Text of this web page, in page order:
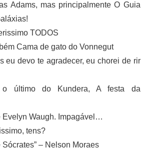
Adams, mas principalmente O Guia
TODOS
Cama de gato do Vonnegut
eu devo te agradecer, eu chorei de rir
último do Kundera, A festa da
Waugh. Impagável…
tens?
– Nelson Moraes